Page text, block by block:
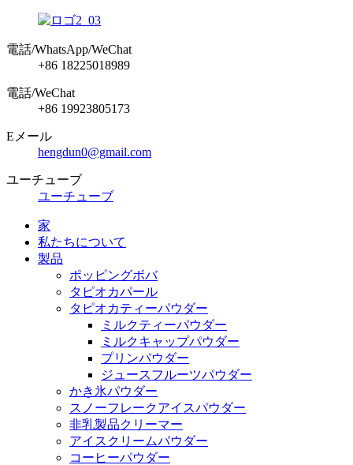
電話/WhatsApp/WeChat
+86 18225018989
電話/WeChat
+86 19923805173
Eメール
hengdun0@gmail.com
ユーチューブ
ユーチューブ
家
私たちについて
製品
ポッピングボバ
タピオカパール
タピオカティーパウダー
ミルクティーパウダー
ミルクキャップパウダー
プリンパウダー
ジュースフルーツパウダー
かき氷パウダー
スノーフレークアイスパウダー
非乳製品クリーマー
アイスクリームパウダー
コーヒーパウダー